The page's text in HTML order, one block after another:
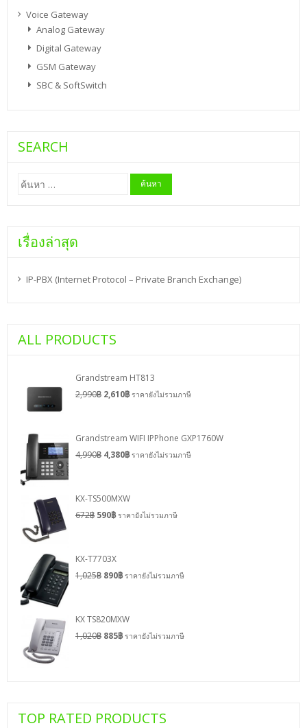
Voice Gateway
Analog Gateway
Digital Gateway
GSM Gateway
SBC & SoftSwitch
SEARCH
ค้นหา
สำหรับ:
เรื่องล่าสุด
IP-PBX (Internet Protocol – Private Branch Exchange)
ALL PRODUCTS
Grandstream HT813
2,990฿ 2,610฿ ราคายังไม่รวมภาษี
Grandstream WIFI IPPhone GXP1760W
4,990฿ 4,380฿ ราคายังไม่รวมภาษี
KX-TS500MXW
672฿ 590฿ ราคายังไม่รวมภาษี
KX-T7703X
1,025฿ 890฿ ราคายังไม่รวมภาษี
KX TS820MXW
1,020฿ 885฿ ราคายังไม่รวมภาษี
TOP RATED PRODUCTS